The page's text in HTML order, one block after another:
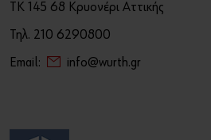
ΤΚ 145 68 Κρυονέρι Αττικής
Τηλ. 210 6290800
Email: info@wurth.gr